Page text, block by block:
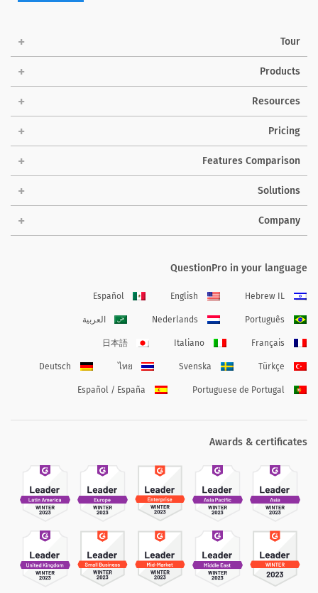
Tour
Products
Resources
Pricing
Features Comparison
Solutions
Company
QuestionPro in your language
Hebrew IL
English
Español
Português
Nederlands العربية
Français
Italiano
日本語
Türkçe
Svenska
ไทย
Deutsch
Portuguese de Portugal
Español / España
Awards & certificates